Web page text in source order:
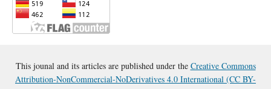
This jounal and its articles are published under the Creative Commons
Attribution-NonCommercial-NoDerivatives 4.0 International (CC BY-